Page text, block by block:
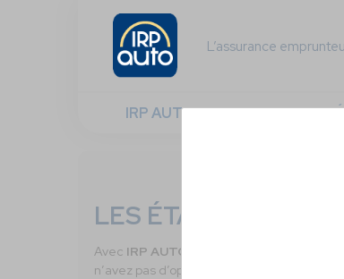
L’assurance
IRP AUTO EMPRUNTEUR EN
LES ÉTAPES DE
Avec IRP AUTO
, vous pouvez obtenir
n’avez pas d’option à ajouter, les